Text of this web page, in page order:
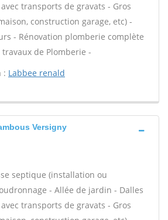
transports de gravats - Gros
construction garage, etc) -
- Rénovation plomberie complète
de Plomberie -
: Labbee renald
Versigny
septique (installation ou
- Allée de jardin - Dalles
transports de gravats - Gros